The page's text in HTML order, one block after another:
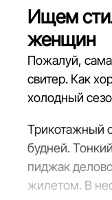
Ищем
женщин
Пожалуй,
свитер. Как
холодный
Трикотажный
будней.
пиджак
жилетом. В